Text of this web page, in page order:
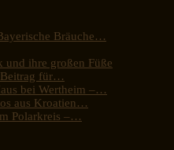
Bräuche…
und ihre großen Füße
Beitrag für…
bei Wertheim –…
aus Kroatien…
Polarkreis –…